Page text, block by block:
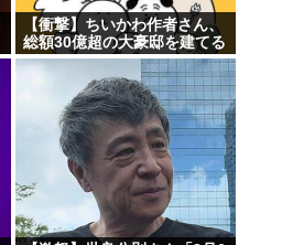
【衝撃】ちいかわ作者さん、
総額30億超の大豪邸を建てる
www